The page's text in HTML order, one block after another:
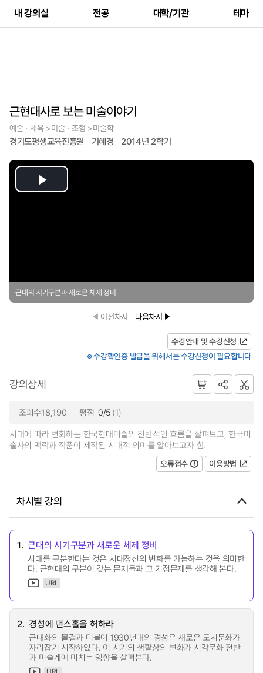
내 강의실 전공 대학/기관 테마
근현대사로 보는 미술이야기
예술ㆍ체육 >미술ㆍ조형 >미술학
경기도평생교육진흥원 기혜경 2014년 2학기
Play
근대의 시기구분과 새로운 체제 정비
이전차시 다음차시
수강안내 및 수강신청
※ 수강확인증 발급을 위해서는 수강신청이 필요합니다
강의상세
조회수18,190 평점 0/5 (1)
시대에 따라 변화하는 한국현대미술의 전반적인 흐름을 살펴보고, 한국미
술사의 맥락과 작품이 제작된 시대적 의미를 알아보고자 함.
오류접수
이용방법
차시별 강의
1. 근대의 시기구분과 새로운 체제 정비
시대를 구분한다는 것은 시대정신의 변화를 가늠하는 것을 의미한
다. 근현대의 구분이 갖는 문제들과 그 기점문제를 생각해 본다.
URL
2. 경성에 댄스홀을 허하라
근대화의 물결과 더불어 1930년대의 경성은 새로운 도시문화가
자리잡기 시작하였다. 이 시기의 생활상의 변화가 시각문화 전반
과 미술계에 미치는 영향을 살펴본다.